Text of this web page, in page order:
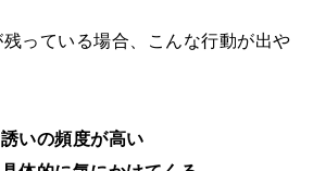
っている場合、こんな行動が出や
いの頻度が高い